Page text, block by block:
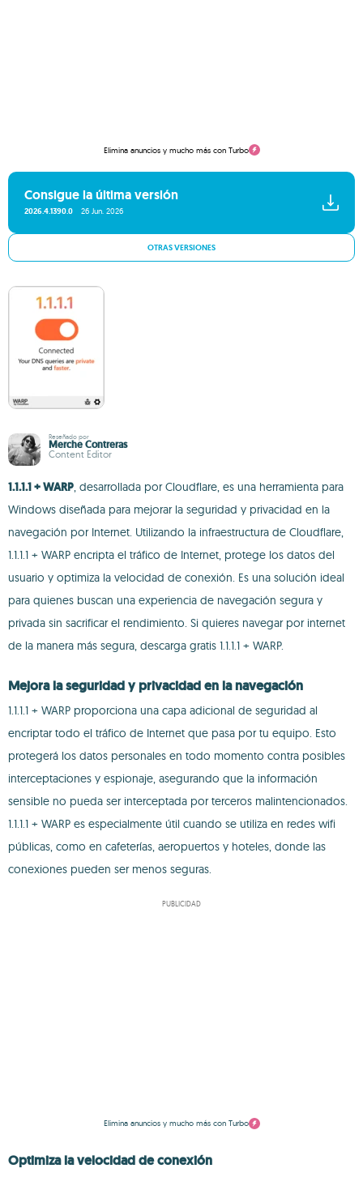
Elimina anuncios y mucho más con Turbo
Consigue la última versión
2026.4.1390.0 26 Jun. 2026
OTRAS VERSIONES
Reseñado por
Merche Contreras
Content Editor
1.1.1.1 + WARP, desarrollada por Cloudflare, es una herramienta para
Windows diseñada para mejorar la seguridad y privacidad en la
navegación por Internet. Utilizando la infraestructura de Cloudflare,
1.1.1.1 + WARP encripta el tráfico de Internet, protege los datos del
usuario y optimiza la velocidad de conexión. Es una solución ideal
para quienes buscan una experiencia de navegación segura y
privada sin sacrificar el rendimiento. Si quieres navegar por internet
de la manera más segura, descarga gratis 1.1.1.1 + WARP.
Mejora la seguridad y privacidad en la navegación
1.1.1.1 + WARP proporciona una capa adicional de seguridad al
encriptar todo el tráfico de Internet que pasa por tu equipo. Esto
protegerá los datos personales en todo momento contra posibles
interceptaciones y espionaje, asegurando que la información
sensible no pueda ser interceptada por terceros malintencionados.
1.1.1.1 + WARP es especialmente útil cuando se utiliza en redes wifi
públicas, como en cafeterías, aeropuertos y hoteles, donde las
conexiones pueden ser menos seguras.
PUBLICIDAD
Elimina anuncios y mucho más con Turbo
Optimiza la velocidad de conexión